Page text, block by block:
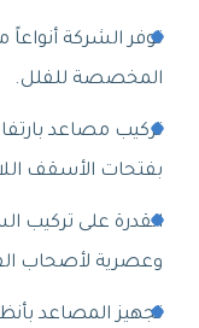
توفر الشركة أنواعاً
المخصصة للفلل.
تركيب مصاعد
بفتحات الأسقف
القدرة على تركيب
وعصرية لأصحاب
تجهيز المصاعد